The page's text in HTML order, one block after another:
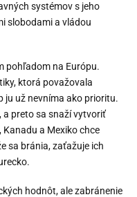
systémov s jeho
slobodami a vládou
pohľadom na Európu.
ktorá považovala
ju už nevníma ako prioritu.
a preto sa snaží vytvoriť
a Mexiko chce
sa bránia, zaťažuje ich
hodnôt, ale zabránenie